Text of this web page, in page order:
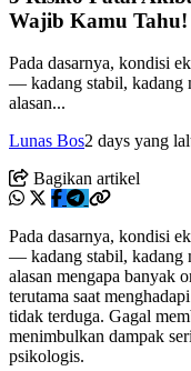
Wajib Kamu Tahu!
Pada dasarnya, kondisi
— kadang stabil, kadang
alasan...
Lunas Bos2 days yang
Bagikan artikel
Pada dasarnya, kondisi
— kadang stabil, kadang
alasan mengapa banyak
terutama saat
tidak terduga. Gagal
menimbulkan dampak
psikologis.